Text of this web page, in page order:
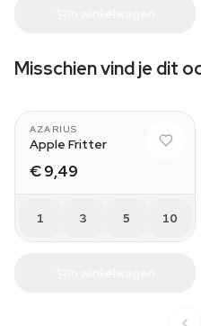
Misschien vind je dit
AZARIUS
Apple Fritter
€ 9,49
1 3 5 10